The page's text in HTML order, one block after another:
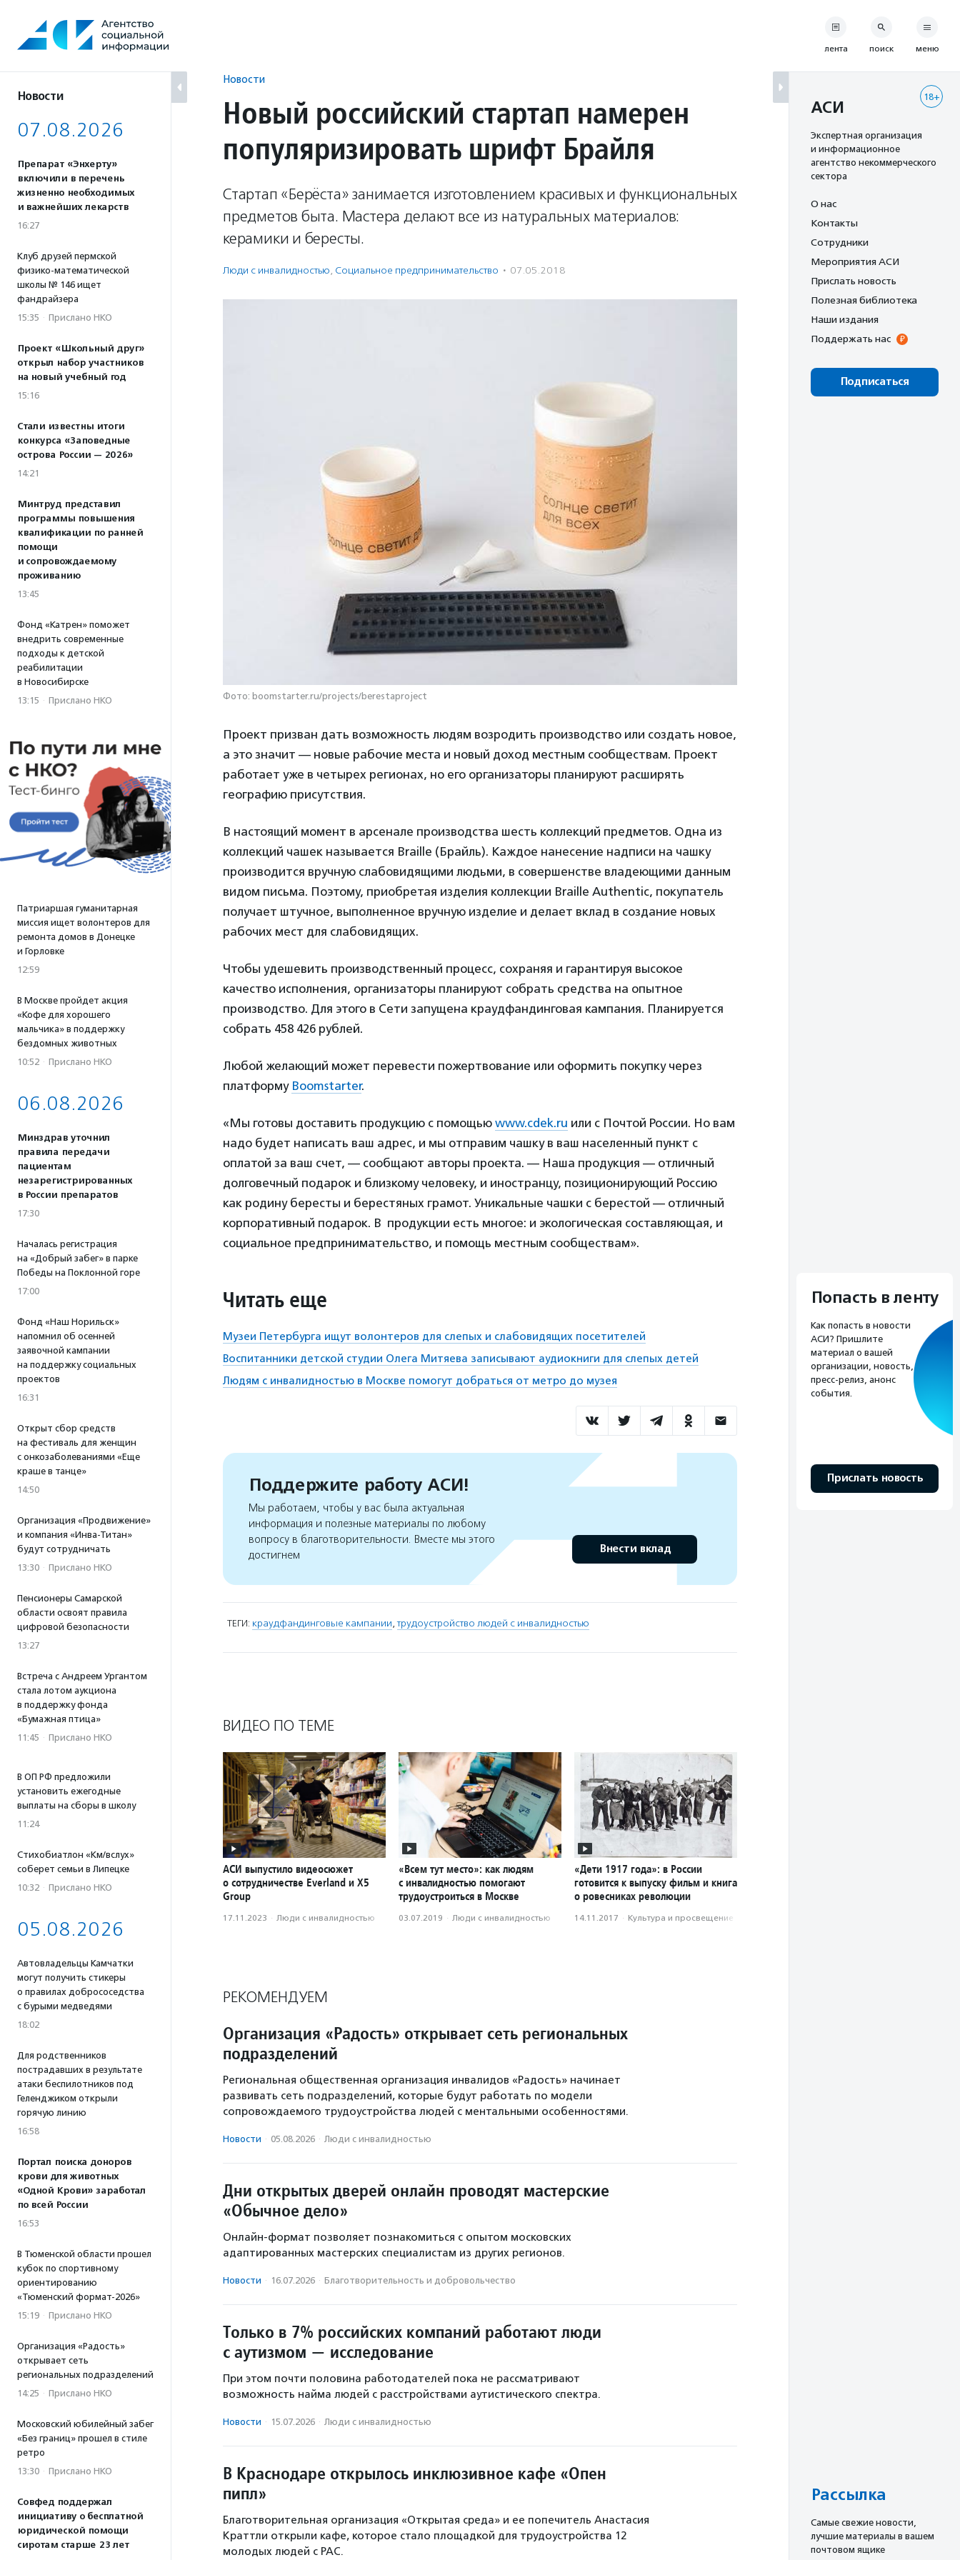
содержанию
Новости
07.08.2026
Препарат «Энхерту»
включили в перечень
жизненно необходимых
и важнейших лекарств
16:27
Клуб друзей пермской
физико-математической
школы № 146 ищет
фандрайзера
15:35 · Прислано НКО
Проект «Школьный друг»
открыл набор участников
на новый учебный год
15:16
Стали известны итоги
конкурса «Заповедные
острова России — 2026»
14:21
Минтруд представил
программы повышения
квалификации по ранней
помощи
и сопровождаемому
проживанию
13:45
Фонд «Катрен» поможет
внедрить современные
подходы к детской
реабилитации
в Новосибирске
13:15 · Прислано НКО
Патриаршая гуманитарная
миссия ищет волонтеров для
ремонта домов в Донецке
и Горловке
12:59
В Москве пройдет акция
«Кофе для хорошего
мальчика» в поддержку
бездомных животных
10:52 · Прислано НКО
06.08.2026
Минздрав уточнил
правила передачи
пациентам
незарегистрированных
в России препаратов
17:30
Началась регистрация
на «Добрый забег» в парке
Победы на Поклонной горе
17:00
Фонд «Наш Норильск»
напомнил об осенней
заявочной кампании
на поддержку социальных
проектов
16:31
Открыт сбор средств
на фестиваль для женщин
с онкозаболеваниями «Еще
краше в танце»
14:50
Организация «Продвижение»
и компания «Инва-Титан»
будут сотрудничать
13:30 · Прислано НКО
Пенсионеры Самарской
области освоят правила
цифровой безопасности
13:27
Встреча с Андреем Ургантом
стала лотом аукциона
в поддержку фонда
«Бумажная птица»
11:45 · Прислано НКО
В ОП РФ предложили
установить ежегодные
выплаты на сборы в школу
11:24
Стихобиатлон «Км/вслух»
соберет семьи в Липецке
10:32 · Прислано НКО
05.08.2026
Автовладельцы Камчатки
могут получить стикеры
о правилах добрососедства
с бурыми медведями
18:02
Для родственников
пострадавших в результате
атаки беспилотников под
Геленджиком открыли
горячую линию
16:58
Портал поиска доноров
крови для животных
«Одной Крови» заработал
по всей России
16:53
В Тюменской области прошел
кубок по спортивному
ориентированию
«Тюменский формат-2026»
15:19 · Прислано НКО
Организация «Радость»
открывает сеть
региональных подразделений
14:25 · Прислано НКО
Московский юбилейный забег
«Без границ» прошел в стиле
ретро
13:30 · Прислано НКО
Совфед поддержал
инициативу о бесплатной
юридической помощи
сиротам старше 23 лет
Новости
Новый российский стартап намерен
популяризировать шрифт Брайля
Стартап «Берёста» занимается изготовлением красивых и функциональных
предметов быта. Мастера делают все из натуральных материалов:
керамики и бересты.
Люди с инвалидностью, Социальное предпри­нима­тель­ство · 07.05.2018
Фото: boomstarter.ru/projects/berestaproject
Проект призван дать возможность людям возродить производство или создать новое,
а это значит — новые рабочие места и новый доход местным сообществам. Проект
работает уже в четырех регионах, но его организаторы планируют расширять
географию присутствия.
В настоящий момент в арсенале производства шесть коллекций предметов. Одна из
коллекций чашек называется Braille (Брайль). Каждое нанесение надписи на чашку
производится вручную слабовидящими людьми, в совершенстве владеющими данным
видом письма. Поэтому, приобретая изделия коллекции Braille Authentic, покупатель
получает штучное, выполненное вручную изделие и делает вклад в создание новых
рабочих мест для слабовидящих.
Чтобы удешевить производственный процесс, сохраняя и гарантируя высокое
качество исполнения, организаторы планируют собрать средства на опытное
производство. Для этого в Сети запущена краудфандинговая кампания. Планируется
собрать 458 426 рублей.
Любой желающий может перевести пожертвование или оформить покупку через
платформу Boomstarter.
«Мы готовы доставить продукцию с помощью www.cdek.ru или с Почтой России. Но вам
надо будет написать ваш адрес, и мы отправим чашку в ваш населенный пункт с
оплатой за ваш счет, — сообщают авторы проекта. — Наша продукция — отличный
долговечный подарок и близкому человеку, и иностранцу, позиционирующий Россию
как родину бересты и берестяных грамот. Уникальные чашки с берестой — отличный
корпоративный подарок. В продукции есть многое: и экологическая составляющая, и
социальное предпринимательство, и помощь местным сообществам».
Читать еще
Музеи Петербурга ищут волонтеров для слепых и слабовидящих посетителей
Воспитанники детской студии Олега Митяева записывают аудиокниги для слепых детей
Людям с инвалидностью в Москве помогут добраться от метро до музея
Поддержите работу АСИ!
Мы работаем, чтобы у вас была актуальная
информация и полезные материалы по любому
вопросу в благотворительности. Вместе мы этого
достигнем
Внести вклад
ТЕГИ: краудфандинговые кампании,трудоустройство людей с инвалидностью
ВИДЕО ПО ТЕМЕ
АСИ выпустило видеосюжет
о сотрудничестве Everland и X5
Group
17.11.2023 · Люди с инвалидностью
«Всем тут место»: как людям
с инвалидностью помогают
трудоустроиться в Москве
03.07.2019 · Люди с инвалидностью
«Дети 1917 года»: в России
готовится к выпуску фильм и книга
о ровесниках революции
14.11.2017 · Культура и просвещение
РЕКОМЕНДУЕМ
Организация «Радость» открывает сеть региональных
подразделений
Региональная общественная организация инвалидов «Радость» начинает
развивать сеть подразделений, которые будут работать по модели
сопровождаемого трудоустройства людей с ментальными особенностями.
Новости · 05.08.2026 · Люди с инвалидностью
Дни открытых дверей онлайн проводят мастерские
«Обычное дело»
Онлайн-формат позволяет познакомиться с опытом московских
адаптированных мастерских специалистам из других регионов.
Новости · 16.07.2026 · Благотвори­тель­ность и доброволь­чест­во
Только в 7% российских компаний работают люди
с аутизмом — исследование
При этом почти половина работодателей пока не рассматривают
возможность найма людей с расстройствами аутистического спектра.
Новости · 15.07.2026 · Люди с инвалидностью
В Краснодаре открылось инклюзивное кафе «Опен
пипл»
Благотворительная организация «Открытая среда» и ее попечитель Анастасия
Краттли открыли кафе, которое стало площадкой для трудоустройства 12
молодых людей с РАС.
лента поиск меню
18+
АСИ
Экспертная организация
и информационное
агентство некоммерческого
сектора
О нас
Контакты
Сотрудники
Мероприятия АСИ
Прислать новость
Полезная библиотека
Наши издания
Поддержать нас
Подписаться
Попасть в ленту
Как попасть в новости
АСИ? Пришлите
материал о вашей
организации, новость,
пресс-релиз, анонс
события.
Прислать новость
Рассылка
Cамые свежие новости,
лучшие материалы в вашем
почтовом ящике